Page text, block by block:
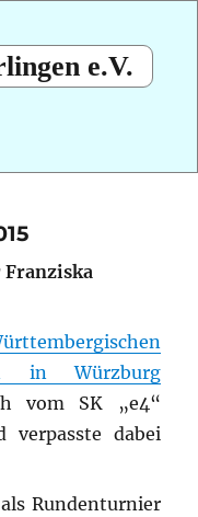
e.V.
Franziska
in Würzburg
vom SK „e4“
verpasste dabei
Rundenturnier